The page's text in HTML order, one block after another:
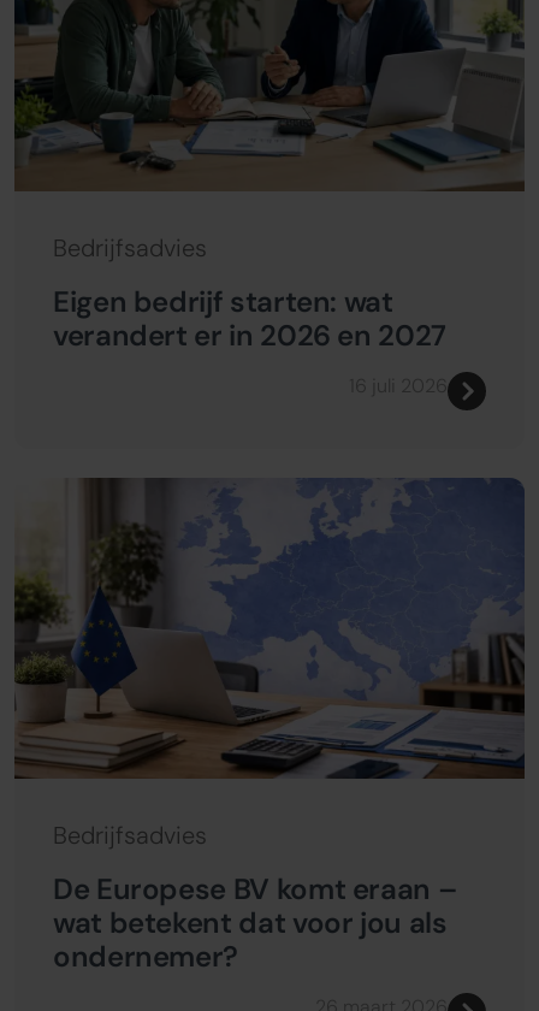
Bedrijfsadvies
Eigen bedrijf starten: wat
verandert er in 2026 en 2027
Bedrijfsadvies
De Europese BV komt eraan –
wat betekent dat voor jou als
ondernemer?